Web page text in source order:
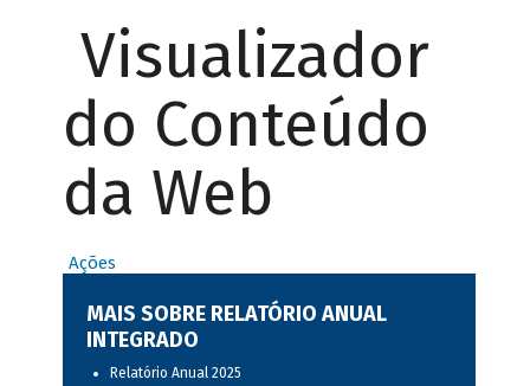
Visualizador
do Conteúdo
da Web
Ações
MAIS SOBRE RELATÓRIO ANUAL
INTEGRADO
Relatório Anual 2025